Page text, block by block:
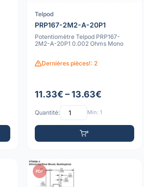
Telpod
PRP167-2M2-A-20P1
Potentiomètre Telpod PRP167-
2M2-A-20P1 0.002 Ohms Mono
Dernières pièces!: 2
11.33€ – 13.63€
Quantité: Min: 1
PDF